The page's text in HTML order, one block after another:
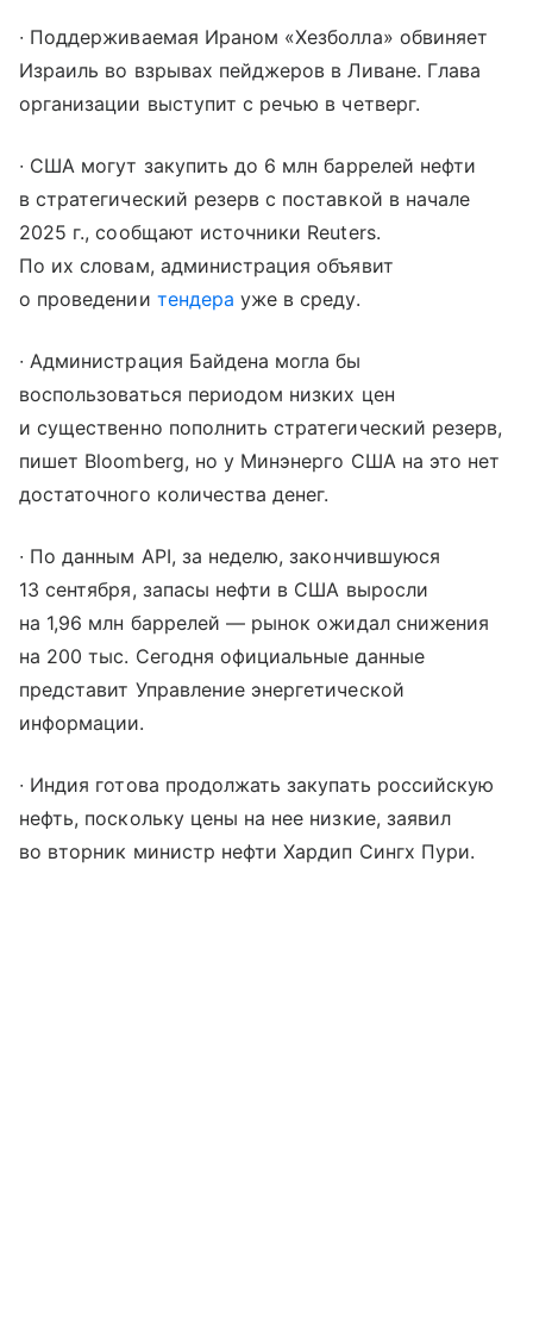
∙ Поддерживаемая Ираном «Хезболла» обвиняет
Израиль во взрывах пейджеров в Ливане. Глава
организации выступит с речью в четверг.
∙ США могут закупить до 6 млн баррелей нефти
в стратегический резерв с поставкой в начале
2025 г., сообщают источники Reuters.
По их словам, администрация объявит
о проведении тендера уже в среду.
∙ Администрация Байдена могла бы
воспользоваться периодом низких цен
и существенно пополнить стратегический резерв,
пишет Bloomberg, но у Минэнерго США на это нет
достаточного количества денег.
∙ По данным API, за неделю, закончившуюся
13 сентября, запасы нефти в США выросли
на 1,96 млн баррелей — рынок ожидал снижения
на 200 тыс. Сегодня официальные данные
представит Управление энергетической
информации.
∙ Индия готова продолжать закупать российскую
нефть, поскольку цены на нее низкие, заявил
во вторник министр нефти Хардип Сингх Пури.